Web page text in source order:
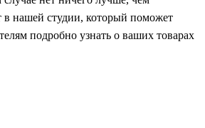
в нашей студии, который поможет
подробно узнать о ваших товарах